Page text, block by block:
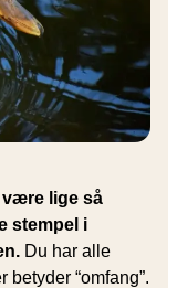
være lige så
stempel i
Du har alle
betyder “omfang”.